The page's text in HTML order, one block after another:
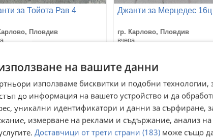
за Тойота Рав 4
Пловдив
Джанти за Мерцедес 16ц
гр. Карлово, Пловдив
вчера
на вашите данни
използваме бисквитки и подобни технологии,
до информация на вашето устройство и да
уникални идентификатори и данни за сърфиране,
измерване на реклами и съдържание, анализ на
Доставчици от трети страни (183) може също